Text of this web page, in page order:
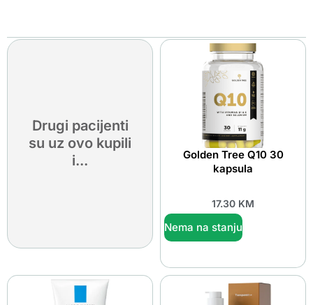
Drugi pacijenti
su uz ovo kupili
i...
Golden Tree Q10 30
kapsula
17.30 KM
Nema na stanju